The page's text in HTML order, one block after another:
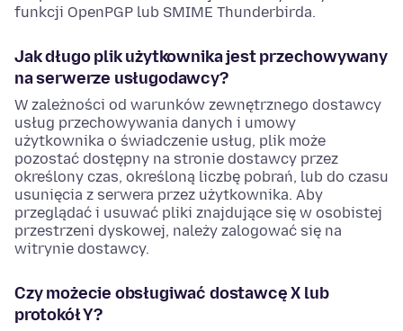
funkcji OpenPGP lub SMIME Thunderbirda.
Jak długo plik użytkownika jest przechowywany
na serwerze usługodawcy?
W zależności od warunków zewnętrznego dostawcy
usług przechowywania danych i umowy
użytkownika o świadczenie usług, plik może
pozostać dostępny na stronie dostawcy przez
określony czas, określoną liczbę pobrań, lub do czasu
usunięcia z serwera przez użytkownika. Aby
przeglądać i usuwać pliki znajdujące się w osobistej
przestrzeni dyskowej, należy zalogować się na
witrynie dostawcy.
Czy możecie obsługiwać dostawcę X lub
protokół Y?